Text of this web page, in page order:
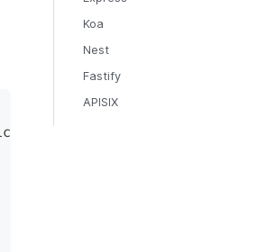
Enforcement},
Koa
Nest
Fastify
APISIX